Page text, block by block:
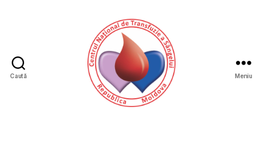
Caută Meniu